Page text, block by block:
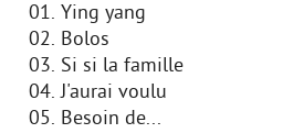
01. Ying yang
02. Bolos
03. Si si la famille
04. J'aurai voulu
05. Besoin de...